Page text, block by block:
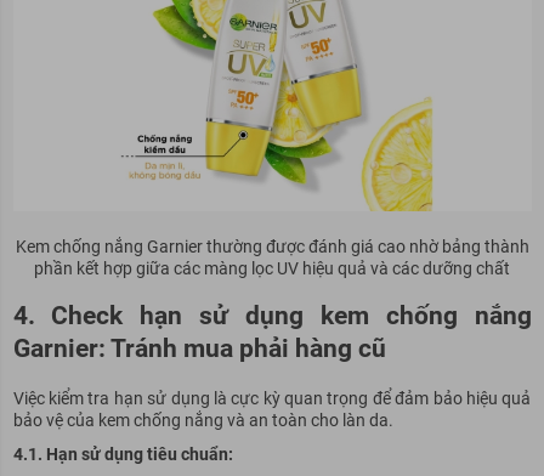
Kem chống nắng Garnier thường được đánh giá cao nhờ bảng thành
phần kết hợp giữa các màng lọc UV hiệu quả và các dưỡng chất
4. Check hạn sử dụng kem chống nắng
Garnier: Tránh mua phải hàng cũ
Việc kiểm tra hạn sử dụng là cực kỳ quan trọng để đảm bảo hiệu quả
bảo vệ của kem chống nắng và an toàn cho làn da.
4.1. Hạn sử dụng tiêu chuẩn: